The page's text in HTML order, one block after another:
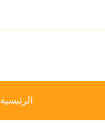
الرئيسية